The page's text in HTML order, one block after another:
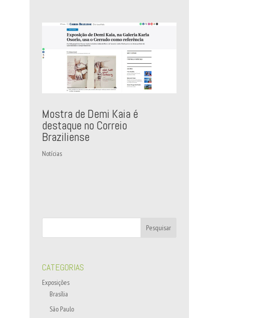
Mostra de Demi Kaia é
destaque no Correio
Braziliense
Notícias
CATEGORIAS
Exposições
Brasília
São Paulo